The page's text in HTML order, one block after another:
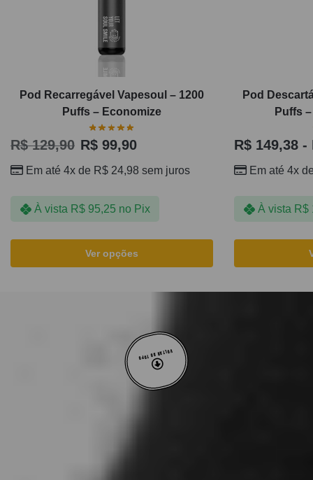
Pod Recarregável Vapesoul – 1200
Puffs – Economize
R$129,90 R$ 99,90
Em até 4x de R$ 24,98 sem juros
À vista R$95,25 no Pix
Ver opções
Pod
Puffs
R$ 149,38 -
Em até 4x
À vista R$
VOLTAR AO TOPO